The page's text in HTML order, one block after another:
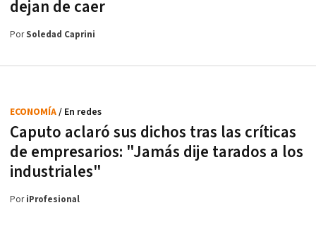
dejan de caer
PorSoledad Caprini
Caputo aclaró sus dichos tras las críticas
de empresarios: "Jamás dije tarados a los
industriales"
ECONOMÍA/ En redes
PoriProfesional